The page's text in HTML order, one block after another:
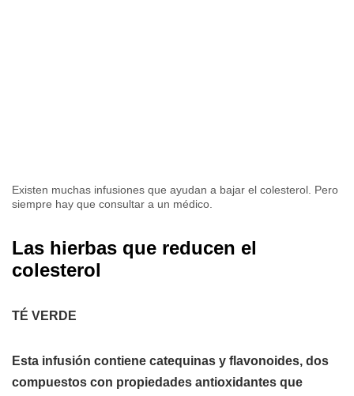
Existen muchas infusiones que ayudan a bajar el colesterol. Pero
siempre hay que consultar a un médico.
Las hierbas que reducen el
colesterol
TÉ VERDE
Esta infusión contiene catequinas y flavonoides, dos
compuestos con propiedades antioxidantes que